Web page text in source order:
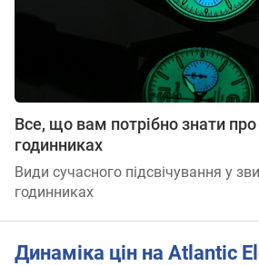
Все, що вам потрібно знати про
годинниках
Види сучасного підсвічування у
годинниках
Динаміка цін на Atlantic